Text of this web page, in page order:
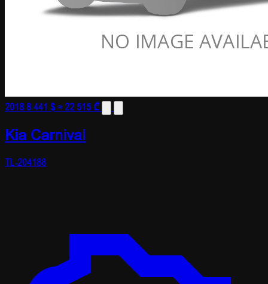
20188 441 $≈ 22 515 ₾
Kia Carnival
TL-204188